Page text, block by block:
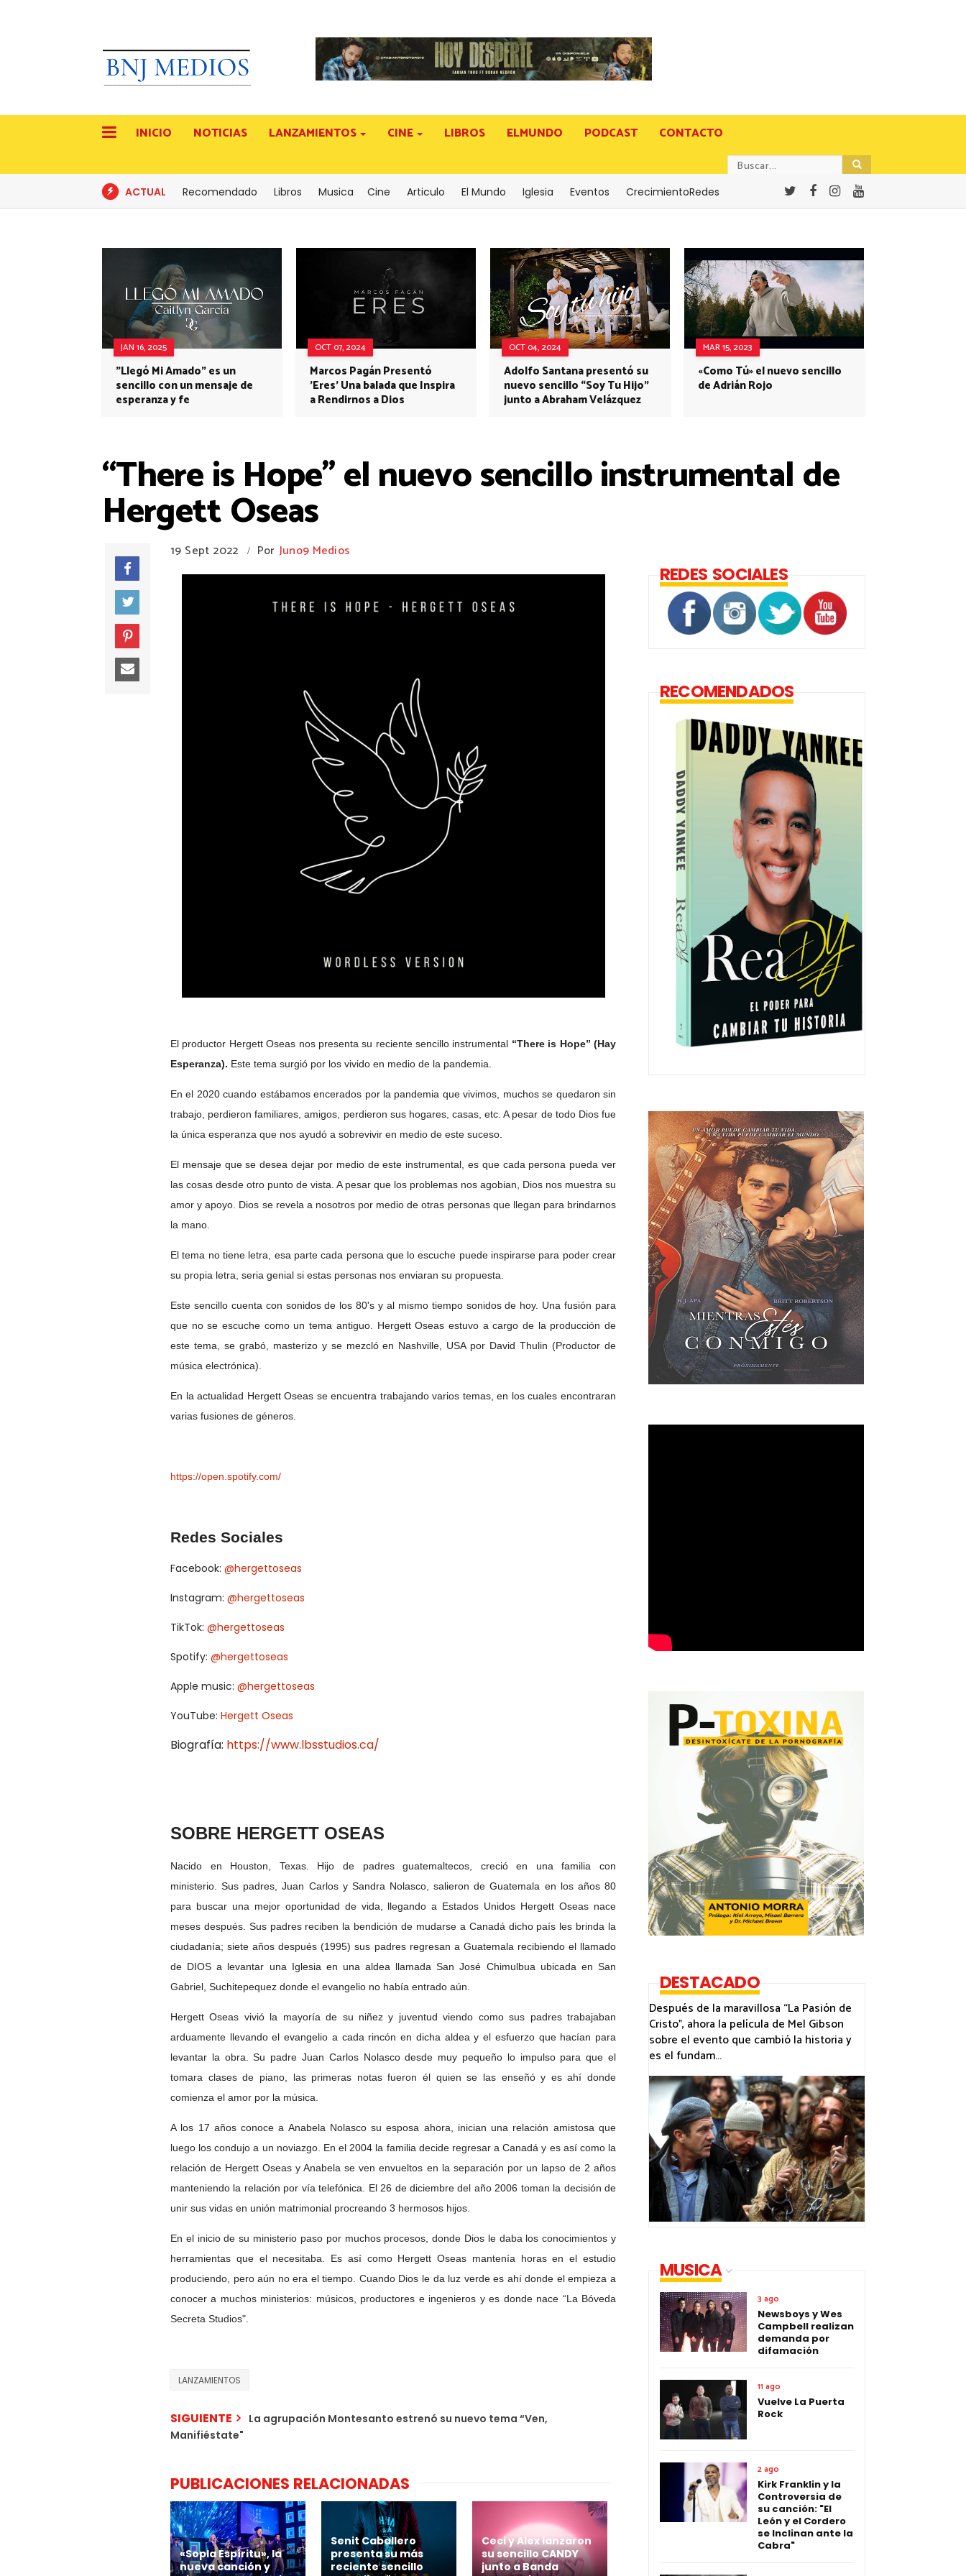
INICIO NOTICIAS LANZAMIENTOS CINE LIBROS ELMUNDO PODCAST CONTACTO
ACTUAL Recomendado Libros Musica Cine Articulo El Mundo Iglesia Eventos CrecimientoRedes
JAN 16, 2025
"Llegó Mi Amado" es un
sencillo con un mensaje de
esperanza y fe
OCT 07, 2024
Marcos Pagán Presentó
'Eres' Una balada que Inspira
a Rendirnos a Dios
OCT 04, 2024
Adolfo Santana presentó su
nuevo sencillo “Soy Tu Hijo”
junto a Abraham Velázquez
MAR 15, 2023
«Como Tú» el nuevo sencillo
de Adrián Rojo
“There is Hope” el nuevo sencillo instrumental de
Hergett Oseas
19 Sept 2022 / Por Juno9 Medios
El productor Hergett Oseas nos presenta su reciente sencillo instrumental “There is Hope” (Hay
Esperanza). Este tema surgió por los vivido en medio de la pandemia.
En el 2020 cuando estábamos encerados por la pandemia que vivimos, muchos se quedaron sin
trabajo, perdieron familiares, amigos, perdieron sus hogares, casas, etc. A pesar de todo Dios fue
la única esperanza que nos ayudó a sobrevivir en medio de este suceso.
El mensaje que se desea dejar por medio de este instrumental, es que cada persona pueda ver
las cosas desde otro punto de vista. A pesar que los problemas nos agobian, Dios nos muestra su
amor y apoyo. Dios se revela a nosotros por medio de otras personas que llegan para brindarnos
la mano.
El tema no tiene letra, esa parte cada persona que lo escuche puede inspirarse para poder crear
su propia letra, seria genial si estas personas nos enviaran su propuesta.
Este sencillo cuenta con sonidos de los 80's y al mismo tiempo sonidos de hoy. Una fusión para
que no se escuche como un tema antiguo. Hergett Oseas estuvo a cargo de la producción de
este tema, se grabó, masterizo y se mezcló en Nashville, USA por David Thulin (Productor de
música electrónica).
En la actualidad Hergett Oseas se encuentra trabajando varios temas, en los cuales encontraran
varias fusiones de géneros.
https://open.spotify.com/
Redes Sociales
Facebook: @hergettoseas
Instagram: @hergettoseas
TikTok: @hergettoseas
Spotify: @hergettoseas
Apple music: @hergettoseas
YouTube: Hergett Oseas
Biografía: https://www.lbsstudios.ca/
SOBRE HERGETT OSEAS
Nacido en Houston, Texas. Hijo de padres guatemaltecos, creció en una familia con
ministerio.Sus padres, Juan Carlos y Sandra Nolasco, salieron de Guatemala en los años 80
para buscar una mejor oportunidad de vida, llegando a Estados Unidos Hergett Oseas nace
meses después. Sus padres reciben la bendición de mudarse a Canadá dicho país les brinda la
ciudadanía; siete años después (1995) sus padres regresan a Guatemala recibiendo el llamado
de DIOS a levantar una Iglesia en una aldea llamada San José Chimulbua ubicada en San
Gabriel, Suchitepequez donde el evangelio no había entrado aún.
Hergett Oseas vivió la mayoría de su niñez y juventud viendo como sus padres trabajaban
arduamente llevando el evangelio a cada rincón en dicha aldea y el esfuerzo que hacían para
levantar la obra. Su padre Juan Carlos Nolasco desde muy pequeño lo impulso para que el
tomara clases de piano, las primeras notas fueron él quien se las enseñó y es ahí donde
comienza el amor por la música.
A los 17 años conoce a Anabela Nolasco su esposa ahora, inician una relación amistosa que
luego los condujo a un noviazgo. En el 2004 la familia decide regresar a Canadá y es así como la
relación de Hergett Oseas y Anabela se ven envueltos en la separación por un lapso de 2 años
manteniendo la relación por vía telefónica. El 26 de diciembre del año 2006 toman la decisión de
unir sus vidas en unión matrimonial procreando 3 hermosos hijos.
En el inicio de su ministerio paso por muchos procesos, donde Dios le daba los conocimientos y
herramientas que el necesitaba. Es así como Hergett Oseas mantenía horas en el estudio
produciendo, pero aún no era el tiempo. Cuando Dios le da luz verde es ahí donde el empieza a
conocer a muchos ministerios: músicos, productores e ingenieros y es donde nace “La Bóveda
Secreta Studios".
LANZAMIENTOS
SIGUIENTE
La agrupación Montesanto estrenó su nuevo tema “Ven,
Manifiéstate"
PUBLICACIONES RELACIONADAS
«Sopla Espíritu», la
nueva canción y
Senit Caballero
presenta su más
reciente sencillo
Ceci y Alex lanzaron
su sencillo CANDY
junto a Banda
REDES SOCIALES
RECOMENDADOS
DESTACADO
Después de la maravillosa “La Pasión de
Cristo”, ahora la película de Mel Gibson
sobre el evento que cambió la historia y
es el fundam...
MUSICA
3 ago
Newsboys y Wes
Campbell realizan
demanda por
difamación
11 ago
Vuelve La Puerta
Rock
2 ago
Kirk Franklin y la
Controversia de
su canción: "El
León y el Cordero
se Inclinan ante la
Cabra"